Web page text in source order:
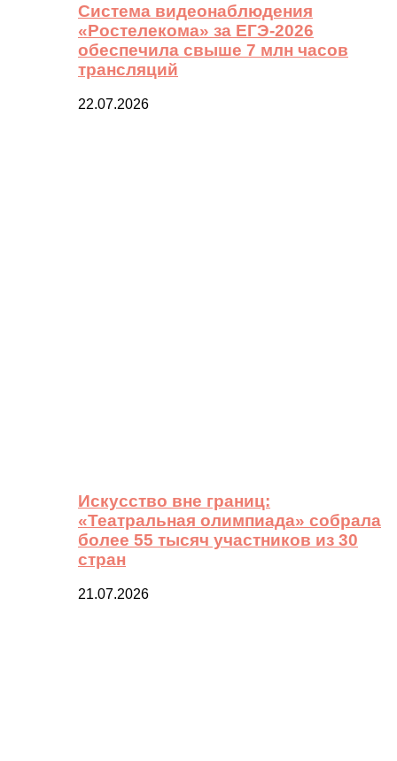
Система видеонаблюдения
«Ростелекома» за ЕГЭ-2026
обеспечила свыше 7 млн часов
трансляций
22.07.2026
Искусство вне границ:
«Театральная олимпиада» собрала
более 55 тысяч участников из 30
стран
21.07.2026